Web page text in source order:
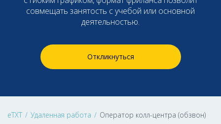
совмещать занятость с учебой или основной
деятельностью.
Откликнуться
eTXT / Удаленная работа / Оператор колл-центра (обзвон)